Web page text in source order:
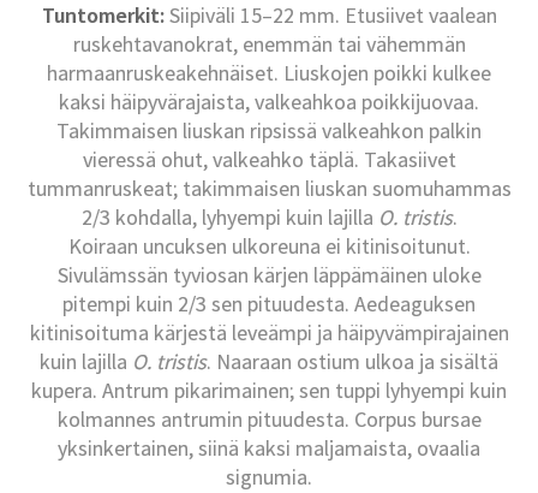
Tuntomerkit:Siipiväli 15–22 mm. Etusiivet vaalean
ruskehtavanokrat, enemmän tai vähemmän
harmaanruskeakehnäiset. Liuskojen poikki kulkee
kaksi häipyvärajaista, valkeahkoa poikkijuovaa.
Takimmaisen liuskan ripsissä valkeahkon palkin
vieressä ohut, valkeahko täplä. Takasiivet
tummanruskeat; takimmaisen liuskan suomuhammas
2/3 kohdalla, lyhyempi kuin lajilla O. tristis.
Koiraan uncuksen ulkoreuna ei kitinisoitunut.
Sivulämssän tyviosan kärjen läppämäinen uloke
pitempi kuin 2/3 sen pituudesta. Aedeaguksen
kitinisoituma kärjestä leveämpi ja häipyvämpirajainen
kuin lajilla O. tristis. Naaraan ostium ulkoa ja sisältä
kupera. Antrum pikarimainen; sen tuppi lyhyempi kuin
kolmannes antrumin pituudesta. Corpus bursae
yksinkertainen, siinä kaksi maljamaista, ovaalia
signumia.